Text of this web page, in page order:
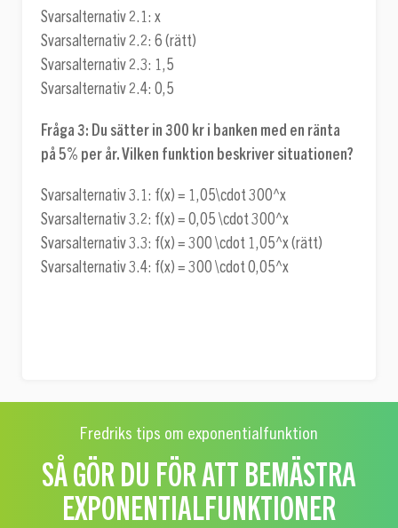
Svarsalternativ 2.1: x
Svarsalternativ 2.2: 6 (rätt)
Svarsalternativ 2.3: 1,5
Svarsalternativ 2.4: 0,5
Fråga 3: Du sätter in 300 kr i banken med en ränta
på 5% per år. Vilken funktion beskriver situationen?
Svarsalternativ 3.1: f(x) = 1,05\cdot 300^x
Svarsalternativ 3.2: f(x) = 0,05 \cdot 300^x
Svarsalternativ 3.3: f(x) = 300 \cdot 1,05^x (rätt)
Svarsalternativ 3.4: f(x) = 300 \cdot 0,05^x
Fredriks tips om exponentialfunktion
SÅ GÖR DU FÖR ATT BEMÄSTRA
EXPONENTIALFUNKTIONER